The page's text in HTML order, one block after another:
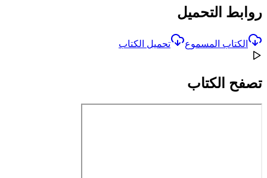
روابط التحميل
الكتاب المسموع تحميل الكتاب
تصفح الكتاب